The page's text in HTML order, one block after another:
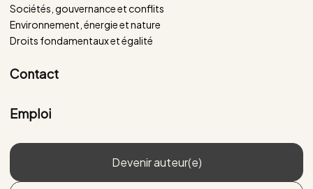
Sociétés, gouvernance et conflits
Environnement, énergie et nature
Droits fondamentaux et égalité
Contact
Emploi
Devenir auteur(e)